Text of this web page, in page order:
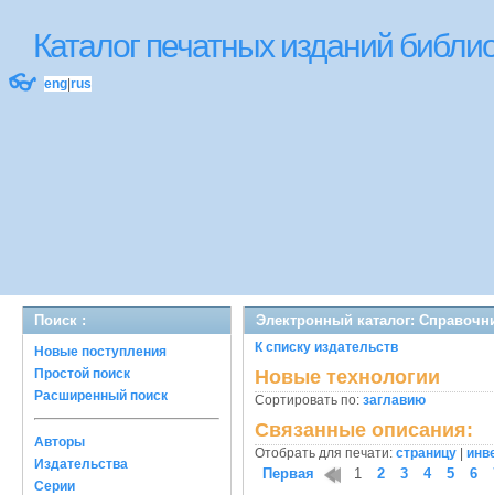
Каталог печатных изданий
👓 eng rus
Поиск :
Новые поступления
Простой поиск
Расширенный поиск
Авторы
Издательства
Серии
Электронный каталог:
К списку издательств
Новые технологии
Сортировать по: заглавию
Связанные описания:
Отобрать для печати: страницу
Первая 1 2 3 4 5 6